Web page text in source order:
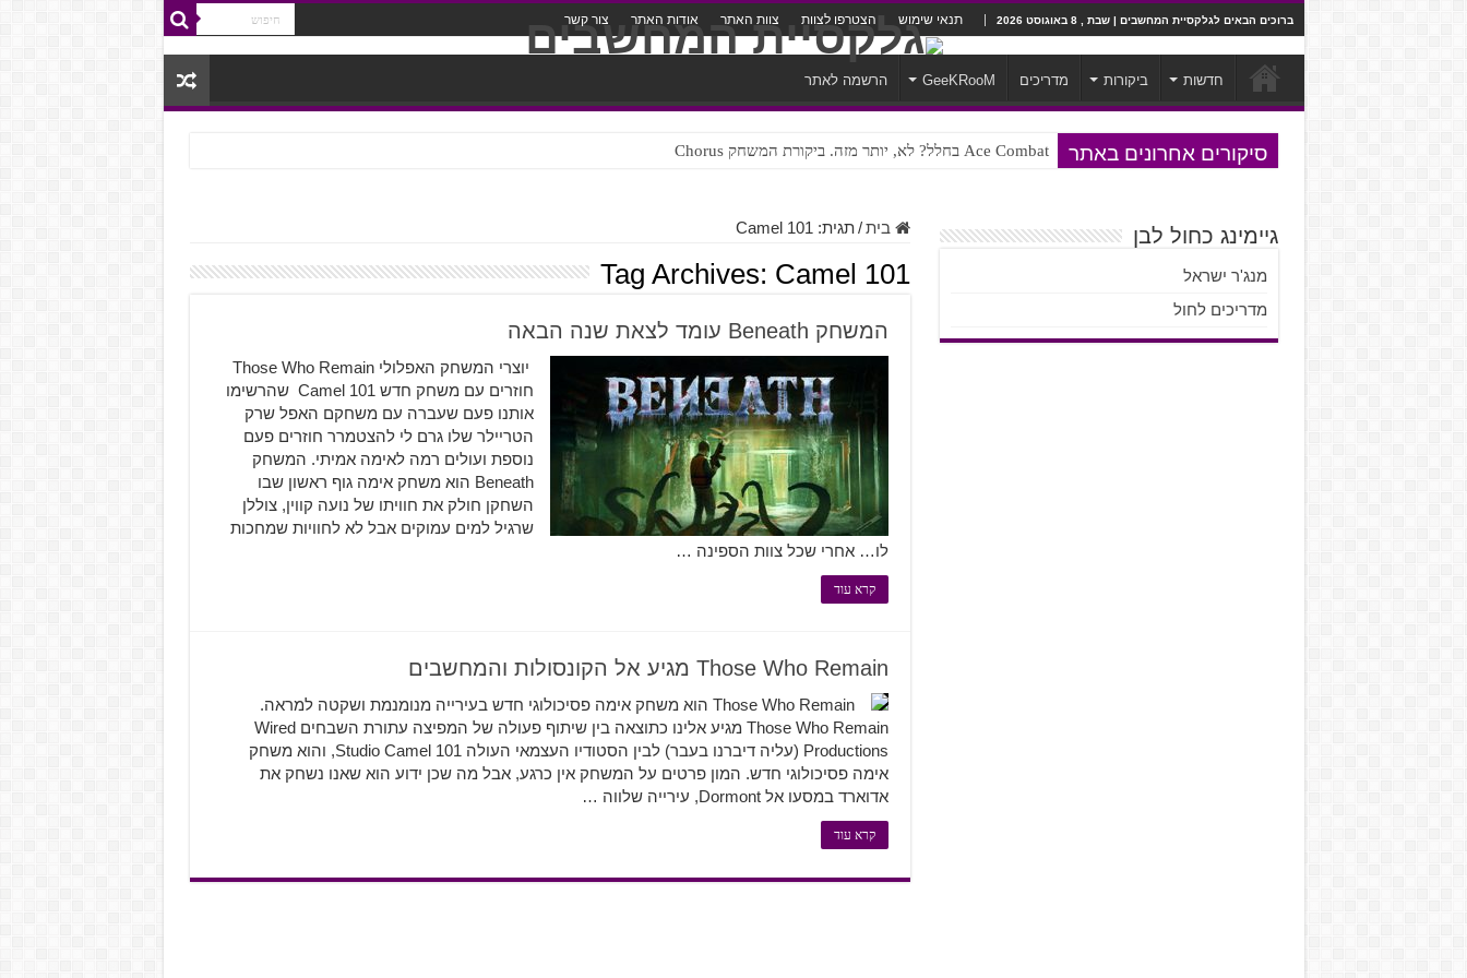
ברוכים הבאים לגלקסיית המחשבים | שבת , 8 באוגוסט 2026 תנאי שימוש הצטרפו לצוות צוות האתר אודות האתר צור קשר
חדשות ביקורות מדריכים GeeKRooM הרשמה לאתר
סיקורים אחרונים באתר Ace Combat בחלל? לא, יותר מזה. ביקורת המשחק Chorus
Steven Universe והשירים שתורגמו בצורה נוראית לעברית
בית / תגית: Camel 101
Tag Archives: Camel 101
המשחק Beneath עומד לצאת שנה הבאה
יוצרי המשחק האפלולי Those Who Remain
חוזרים עם משחק חדש Camel 101 שהרשימו
אותנו פעם שעברה עם משחקם האפל שרק
הטריילר שלו גרם לי להצטמרר חוזרים פעם
נוספת ועולים רמה לאימה אמיתי. המשחק
Beneath הוא משחק אימה גוף ראשון שבו
השחקן חולק את חוויתו של נועה קווין, צוללן
שרגיל למים עמוקים אבל לא לחוויות שמחכות
לו… אחרי שכל צוות הספינה …
קרא עוד
Those Who Remain מגיע אל הקונסולות והמחשבים
Those Who Remain הוא משחק אימה פסיכולוגי חדש בעירייה מנומנמת ושקטה למראה.
Those Who Remain מגיע אלינו כתוצאה בין שיתוף פעולה של המפיצה עתורת השבחים Wired
Productions (עליה דיברנו בעבר) לבין הסטודיו העצמאי העולה Studio Camel 101, והוא משחק
אימה פסיכולוגי חדש. המון פרטים על המשחק אין כרגע, אבל מה שכן ידוע הוא שאנו נשחק את
אדוארד במסעו אל Dormont, עירייה שלווה …
קרא עוד
גיימינג כחול לבן
מנג'ר ישראל
מדריכים לחול